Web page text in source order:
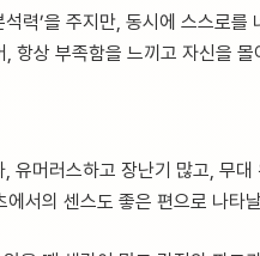
력’을 주지만, 동시에 스스로
항상 부족함을 느끼고 자신을
유머러스하고 장난기 많고, 무
서의 센스도 좋은 편으로 나타